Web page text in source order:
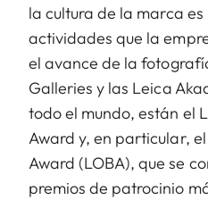
la cultura de la marca
actividades que la
el avance de la
Galleries y las Leica
todo el mundo, están el
Award y, en particular,
Award (LOBA), que se
premios de patrocinio